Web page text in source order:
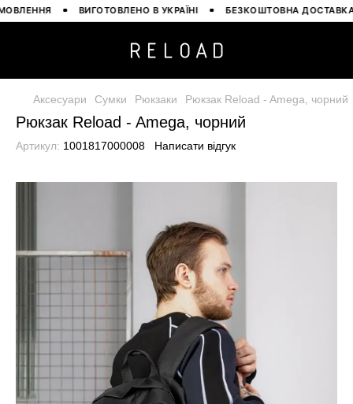
ВИГОТОВЛЕНО В УКРАЇНІ БЕЗКОШТОВНА ДОСТАВКА
Аксесуари Сумки Рюкзаки Рюкзак Reload - Amega, чорний
Рюкзак Reload - Amega, чорний
Артикул: 1001817000008 Написати відгук